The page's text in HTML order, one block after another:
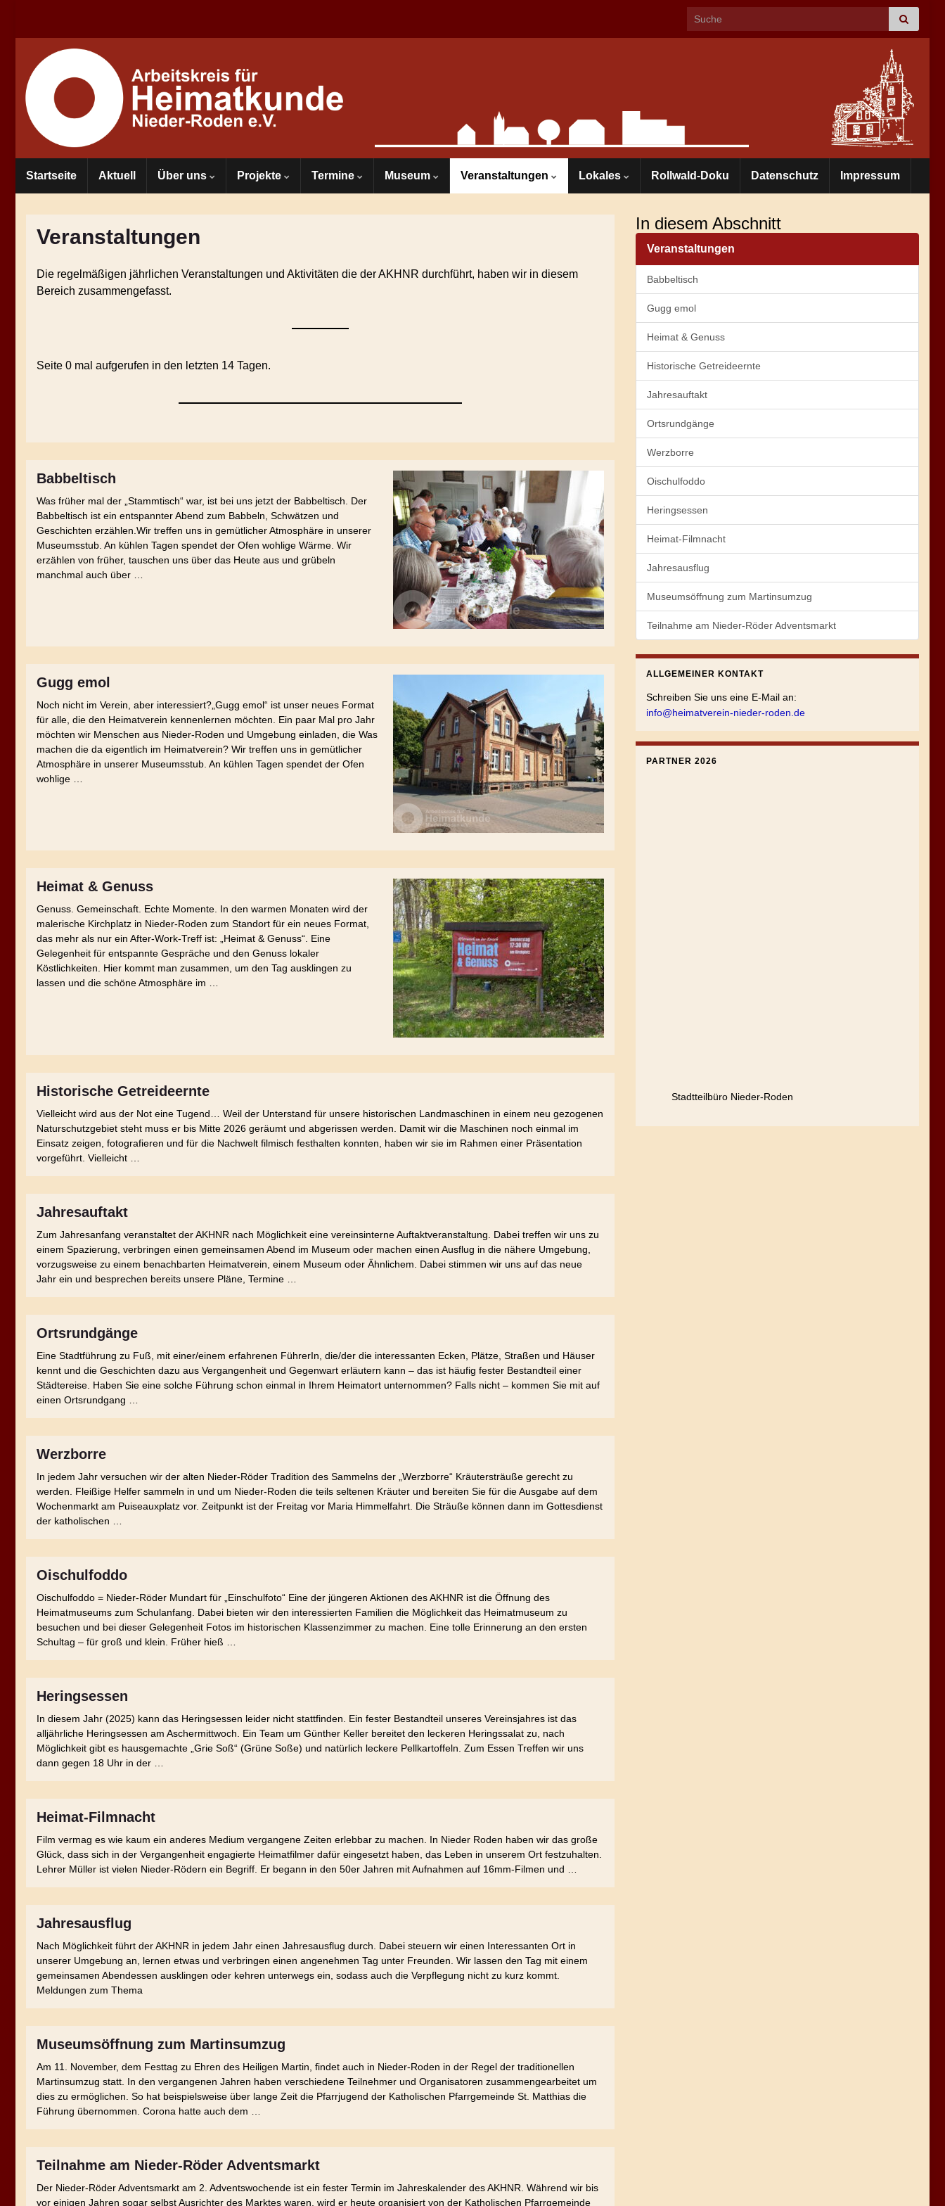
Search for:
Startseite Aktuell Über uns Projekte Termine Museum Veranstaltungen Lokales Rollwald-Doku Datenschutz Impressum
Veranstaltungen
Die regelmäßigen jährlichen Veranstaltungen und Aktivitäten die der AKHNR durchführt, haben wir in diesem
Bereich zusammengefasst.
Seite 0 mal aufgerufen in den letzten 14 Tagen.
Babbeltisch
Was früher mal der „Stammtisch“ war, ist bei uns jetzt der Babbeltisch. Der
Babbeltisch ist ein entspannter Abend zum Babbeln, Schwätzen und
Geschichten erzählen.Wir treffen uns in gemütlicher Atmosphäre in unserer
Museumsstub. An kühlen Tagen spendet der Ofen wohlige Wärme. Wir
erzählen von früher, tauschen uns über das Heute aus und grübeln
manchmal auch über …
Gugg emol
Noch nicht im Verein, aber interessiert?„Gugg emol“ ist unser neues Format
für alle, die den Heimatverein kennenlernen möchten. Ein paar Mal pro Jahr
möchten wir Menschen aus Nieder-Roden und Umgebung einladen, die Was
machen die da eigentlich im Heimatverein? Wir treffen uns in gemütlicher
Atmosphäre in unserer Museumsstub. An kühlen Tagen spendet der Ofen
wohlige …
Heimat & Genuss
Genuss. Gemeinschaft. Echte Momente. In den warmen Monaten wird der
malerische Kirchplatz in Nieder-Roden zum Standort für ein neues Format,
das mehr als nur ein After-Work-Treff ist: „Heimat & Genuss“. Eine
Gelegenheit für entspannte Gespräche und den Genuss lokaler
Köstlichkeiten. Hier kommt man zusammen, um den Tag ausklingen zu
lassen und die schöne Atmosphäre im …
Historische Getreideernte
Vielleicht wird aus der Not eine Tugend… Weil der Unterstand für unsere historischen Landmaschinen in einem neu gezogenen
Naturschutzgebiet steht muss er bis Mitte 2026 geräumt und abgerissen werden. Damit wir die Maschinen noch einmal im
Einsatz zeigen, fotografieren und für die Nachwelt filmisch festhalten konnten, haben wir sie im Rahmen einer Präsentation
vorgeführt. Vielleicht …
Jahresauftakt
Zum Jahresanfang veranstaltet der AKHNR nach Möglichkeit eine vereinsinterne Auftaktveranstaltung. Dabei treffen wir uns zu
einem Spazierung, verbringen einen gemeinsamen Abend im Museum oder machen einen Ausflug in die nähere Umgebung,
vorzugsweise zu einem benachbarten Heimatverein, einem Museum oder Ähnlichem. Dabei stimmen wir uns auf das neue
Jahr ein und besprechen bereits unsere Pläne, Termine …
Ortsrundgänge
Eine Stadtführung zu Fuß, mit einer/einem erfahrenen FührerIn, die/der die interessanten Ecken, Plätze, Straßen und Häuser
kennt und die Geschichten dazu aus Vergangenheit und Gegenwart erläutern kann – das ist häufig fester Bestandteil einer
Städtereise. Haben Sie eine solche Führung schon einmal in Ihrem Heimatort unternommen? Falls nicht – kommen Sie mit auf
einen Ortsrundgang …
Werzborre
In jedem Jahr versuchen wir der alten Nieder-Röder Tradition des Sammelns der „Werzborre“ Kräutersträuße gerecht zu
werden. Fleißige Helfer sammeln in und um Nieder-Roden die teils seltenen Kräuter und bereiten Sie für die Ausgabe auf dem
Wochenmarkt am Puiseauxplatz vor. Zeitpunkt ist der Freitag vor Maria Himmelfahrt. Die Sträuße können dann im Gottesdienst
der katholischen …
Oischulfoddo
Oischulfoddo = Nieder-Röder Mundart für „Einschulfoto“ Eine der jüngeren Aktionen des AKHNR ist die Öffnung des
Heimatmuseums zum Schulanfang. Dabei bieten wir den interessierten Familien die Möglichkeit das Heimatmuseum zu
besuchen und bei dieser Gelegenheit Fotos im historischen Klassenzimmer zu machen. Eine tolle Erinnerung an den ersten
Schultag – für groß und klein. Früher hieß …
Heringsessen
In diesem Jahr (2025) kann das Heringsessen leider nicht stattfinden. Ein fester Bestandteil unseres Vereinsjahres ist das
alljährliche Heringsessen am Aschermittwoch. Ein Team um Günther Keller bereitet den leckeren Heringssalat zu, nach
Möglichkeit gibt es hausgemachte „Grie Soß“ (Grüne Soße) und natürlich leckere Pellkartoffeln. Zum Essen Treffen wir uns
dann gegen 18 Uhr in der …
Heimat-Filmnacht
Film vermag es wie kaum ein anderes Medium vergangene Zeiten erlebbar zu machen. In Nieder Roden haben wir das große
Glück, dass sich in der Vergangenheit engagierte Heimatfilmer dafür eingesetzt haben, das Leben in unserem Ort festzuhalten.
Lehrer Müller ist vielen Nieder-Rödern ein Begriff. Er begann in den 50er Jahren mit Aufnahmen auf 16mm-Filmen und …
Jahresausflug
Nach Möglichkeit führt der AKHNR in jedem Jahr einen Jahresausflug durch. Dabei steuern wir einen Interessanten Ort in
unserer Umgebung an, lernen etwas und verbringen einen angenehmen Tag unter Freunden. Wir lassen den Tag mit einem
gemeinsamen Abendessen ausklingen oder kehren unterwegs ein, sodass auch die Verpflegung nicht zu kurz kommt.
Meldungen zum Thema
Museumsöffnung zum Martinsumzug
Am 11. November, dem Festtag zu Ehren des Heiligen Martin, findet auch in Nieder-Roden in der Regel der traditionellen
Martinsumzug statt. In den vergangenen Jahren haben verschiedene Teilnehmer und Organisatoren zusammengearbeitet um
dies zu ermöglichen. So hat beispielsweise über lange Zeit die Pfarrjugend der Katholischen Pfarrgemeinde St. Matthias die
Führung übernommen. Corona hatte auch dem …
Teilnahme am Nieder-Röder Adventsmarkt
Der Nieder-Röder Adventsmarkt am 2. Adventswochende ist ein fester Termin im Jahreskalender des AKHNR. Während wir bis
vor einigen Jahren sogar selbst Ausrichter des Marktes waren, wird er heute organisiert von der Katholischen Pfarrgemeinde
In diesem Abschnitt
Veranstaltungen
Babbeltisch
Gugg emol
Heimat & Genuss
Historische Getreideernte
Jahresauftakt
Ortsrundgänge
Werzborre
Oischulfoddo
Heringsessen
Heimat-Filmnacht
Jahresausflug
Museumsöffnung zum Martinsumzug
Teilnahme am Nieder-Röder Adventsmarkt
ALLGEMEINER KONTAKT
Schreiben Sie uns eine E-Mail an:
info@heimatverein-nieder-roden.de
PARTNER 2026
Stadtteilbüro Nieder-Roden